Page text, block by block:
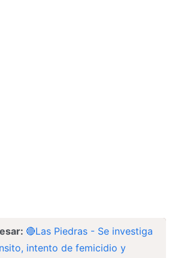
🔴Las Piedras - Se investiga
intento de femicidio y